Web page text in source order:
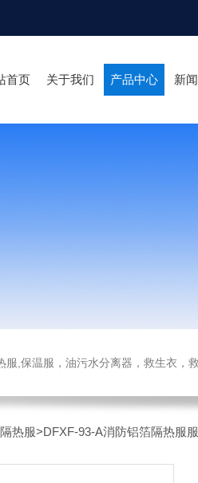
首页 关于我们 产品中心 新
服,保温服，油污水分离器，救生衣，
热服>DFXF-93-A消防铝箔隔热服